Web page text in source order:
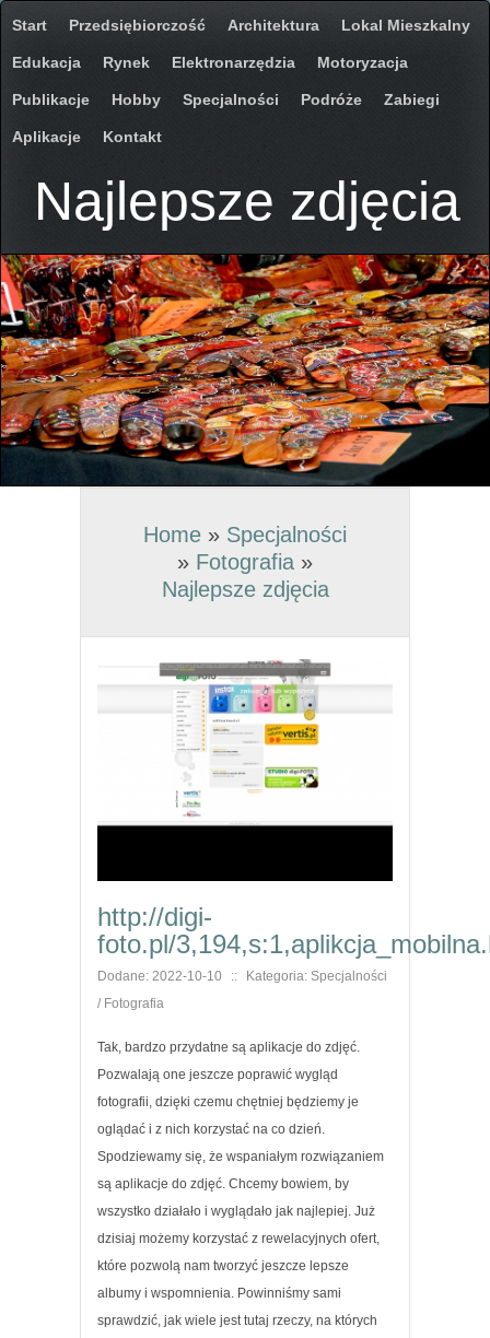
Start Przedsiębiorczość Architektura Lokal Mieszkalny
Edukacja Rynek Elektronarzędzia Motoryzacja
Publikacje Hobby Specjalności Podróże Zabiegi
Aplikacje Kontakt
Najlepsze zdjęcia
Home » Specjalności
» Fotografia »
Najlepsze zdjęcia
http://digi-
foto.pl/
Dodane: 2022-10-10 ::
Kategoria: Specjalności
/ Fotografia
Tak, bardzo przydatne są aplikacje do zdjęć.
Pozwalają one jeszcze poprawić wygląd
fotografii, dzięki czemu chętniej będziemy je
oglądać i z nich korzystać na co dzień.
Spodziewamy się, że wspaniałym rozwiązaniem
są aplikacje do zdjęć. Chcemy bowiem, by
wszystko działało i wyglądało jak najlepiej. Już
dzisiaj możemy korzystać z rewelacyjnych ofert,
które pozwolą nam tworzyć jeszcze lepsze
albumy i wspomnienia. Powinniśmy sami
sprawdzić, jak wiele jest tutaj rzeczy, na których